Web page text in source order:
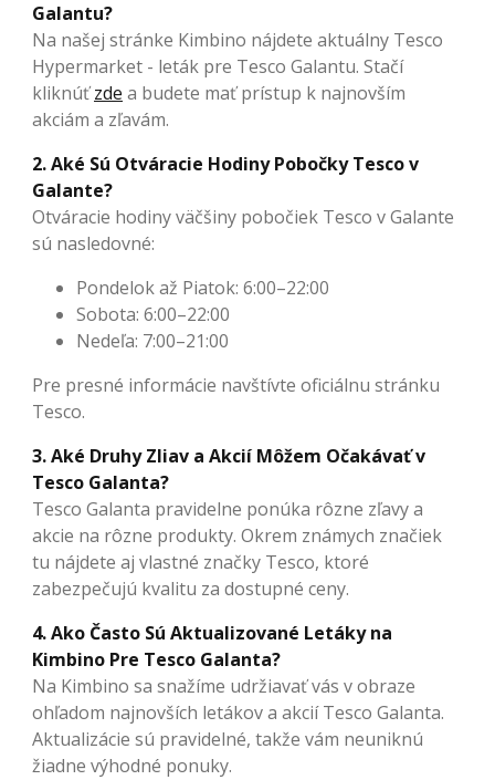
Galantu?
Na našej stránke Kimbino nájdete aktuálny Tesco
Hypermarket - leták pre Tesco Galantu. Stačí
kliknúťzde a budete mať prístup k najnovším
akciám a zľavám.
2. Aké Sú Otváracie Hodiny Pobočky Tesco v
Galante?
Otváracie hodiny väčšiny pobočiek Tesco v Galante
sú nasledovné:
Pondelok až Piatok: 6:00–22:00
Sobota: 6:00–22:00
Nedeľa: 7:00–21:00
Pre presné informácie navštívte oficiálnu stránku
Tesco.
3. Aké Druhy Zliav a Akcií Môžem Očakávať v
Tesco Galanta?
Tesco Galanta pravidelne ponúka rôzne zľavy a
akcie na rôzne produkty. Okrem známych značiek
tu nájdete aj vlastné značky Tesco, ktoré
zabezpečujú kvalitu za dostupné ceny.
4. Ako Často Sú Aktualizované Letáky na
Kimbino Pre Tesco Galanta?
Na Kimbino sa snažíme udržiavať vás v obraze
ohľadom najnovších letákov a akcií Tesco Galanta.
Aktualizácie sú pravidelné, takže vám neuniknú
žiadne výhodné ponuky.